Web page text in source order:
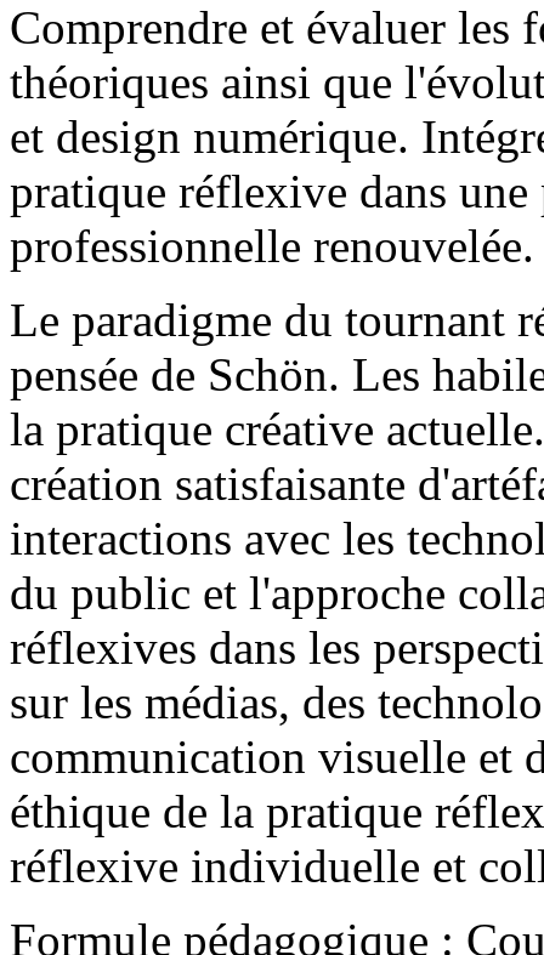
Comprendre et évaluer les
théoriques ainsi que
et design numérique.
pratique réflexive dans
professionnelle renouvelée.
Le paradigme du tournant
pensée de Schön. Les
la pratique créative
création satisfaisante
interactions avec les
du public et l'approche
réflexives dans les
sur les médias, des
communication visuelle et
éthique de la pratique
réflexive individuelle et
Formule pédagogique :